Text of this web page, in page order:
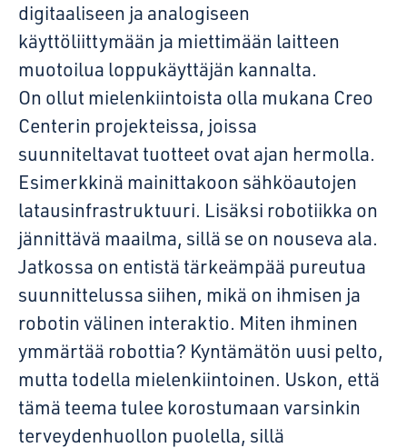
digitaaliseen ja analogiseen
käyttöliittymään ja miettimään laitteen
muotoilua loppukäyttäjän kannalta.
On ollut mielenkiintoista olla mukana Creo
Centerin projekteissa, joissa
suunniteltavat tuotteet ovat ajan hermolla.
Esimerkkinä mainittakoon sähköautojen
latausinfrastruktuuri. Lisäksi robotiikka on
jännittävä maailma, sillä se on nouseva ala.
Jatkossa on entistä tärkeämpää pureutua
suunnittelussa siihen, mikä on ihmisen ja
robotin välinen interaktio. Miten ihminen
ymmärtää robottia? Kyntämätön uusi pelto,
mutta todella mielenkiintoinen. Uskon, että
tämä teema tulee korostumaan varsinkin
terveydenhuollon puolella, sillä